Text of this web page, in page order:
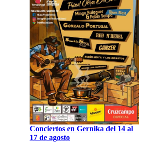
Conciertos en Gernika del 14 al
17 de agosto